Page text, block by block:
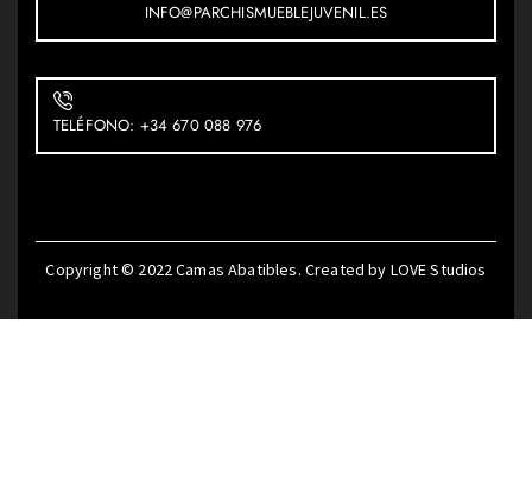
INFO@PARCHISMUEBLEJUVENIL.ES
TELÉFONO: +34 670 088 976
Copyright © 2022Camas Abatibles. Created by LOVE Studios